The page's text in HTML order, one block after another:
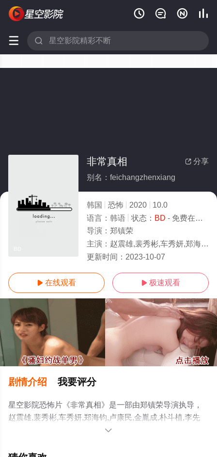
   
 
 分享
非常真相
别名：feichangzhenxiang
韩国 恐怖 2020
10.0
语言： 韩语 状态： BD - 免费在线观看
导演： 郑镇荣
主演： 赵震雄,裴秀彬,车秀妍,郑海钧,卢康民,金胤成,朴斗植,李先彬,申东美,张元英
更新时间： 2023-10-07
 在线观看  极速观看
剧情介绍 我要评分
星空影院恐怖片《非常真相》是一部由郑镇荣导演执导，
赵震雄,裴秀彬,车秀妍,郑海钧,卢康民,金胤成,朴斗植,李先
彬,申东美,张元英等演员精彩演绎的韩国电影，手机免费观
息可移步至豆瓣电影、电视猫或剧情网等平台了解。
